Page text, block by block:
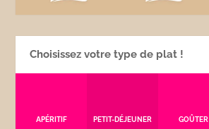
Choisissez votre type de plat !
APÉRITIF PETIT-DÉJEUNER GOÛTER